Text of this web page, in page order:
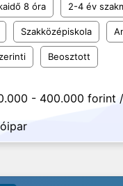
8 óra 2-4 év
Szakközépiskola
Beosztott
- 400.000 forint